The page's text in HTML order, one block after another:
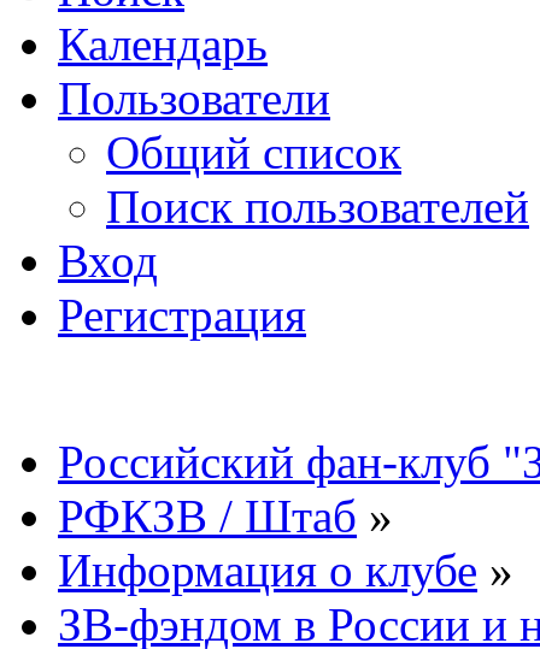
Календарь
Пользователи
Общий список
Поиск пользователей
Вход
Регистрация
Российский фан-клуб
РФКЗВ / Штаб »
Информация о клубе »
ЗВ-фэндом в России и